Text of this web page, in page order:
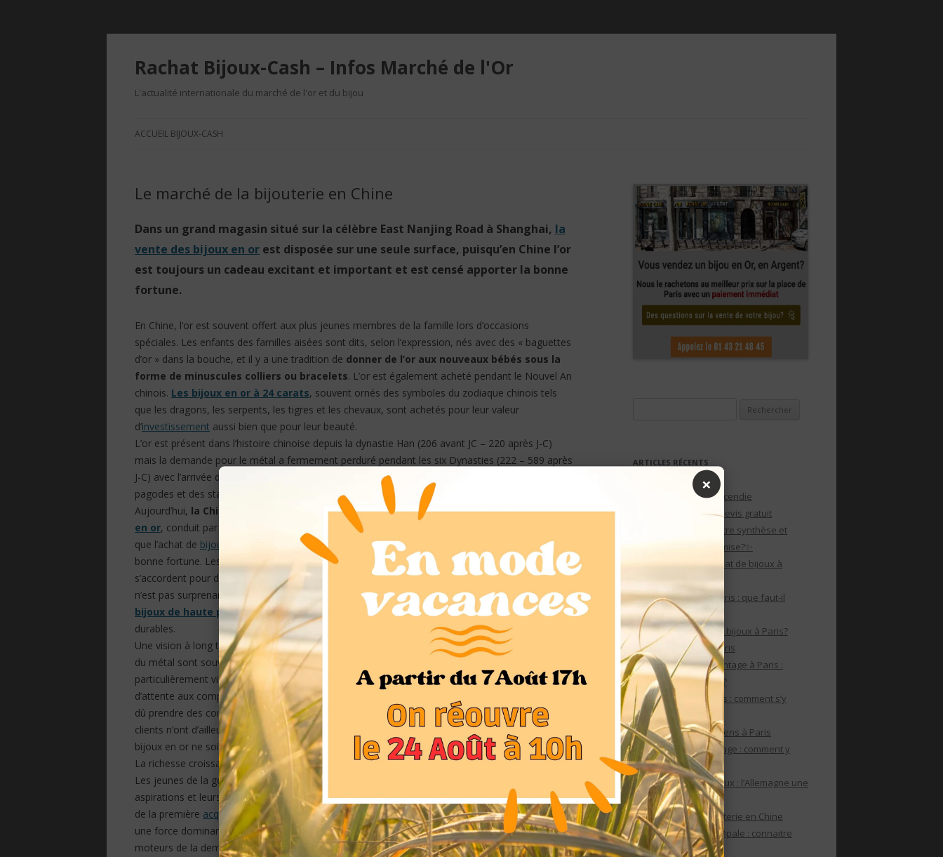
Rachat Bijoux-Cash – Infos Marché de l'Or
L'actualité internationale du marché de l'or et du bijou
ACCUEIL BIJOUX-CASH
Le marché de la bijouterie en Chine
Dans un grand magasin situé sur la célèbre East Nanjing Road à Shanghai, la
vente des bijoux en or est disposée sur une seule surface, puisqu’en Chine l’or
est toujours un cadeau excitant et important et est censé apporter la bonne
fortune.
En Chine, l’or est souvent offert aux plus jeunes membres de la famille lors d’occasions
spéciales. Les enfants des familles aisées sont dits, selon l’expression, nés avec des « baguettes
d’or » dans la bouche, et il y a une tradition de donner de l’or aux nouveaux bébés sous la
forme de minuscules colliers ou bracelets. L’or est également acheté pendant le Nouvel An
chinois. Les bijoux en or à 24 carats, souvent ornés des symboles du zodiaque chinois tels
que les dragons, les serpents, les tigres et les chevaux, sont achetés pour leur valeur
d’investissement aussi bien que pour leur beauté.
L’or est présent dans l’histoire chinoise depuis la dynastie Han (206 avant JC – 220 après J-C)
mais la demande pour le métal a fermement perduré pendant les six Dynasties (222 – 589 après
J-C) avec l’arrivée du bouddhisme. Les fidèles faisaient des offrandes d’or et construisaient des
pagodes et des statues de Bouddha en or.
Aujourd’hui, la Chine est le marché à la plus forte croissance du monde pourles bijoux
en or, conduit par une société qui devient progressivement de plus en plus riche et qui estime
que l’achat de bijoux
en or démontre une prévoyance financière saine et promet d’apporter la
bonne fortune. Les recherches du World Gold Council montrent que 82 % des Chinois
s’accordent pour dire que « le
bijou
en or est autant un investissement qu’un effet de mode ». Il
n’est pas surprenant que la majorité des consommateurs chinois continuent d’acheterdes
bijoux de haute pureté à 24 carats d’or
, donnant à leurs achats des valeurs financières plus
durables.
Une vision à long terme de la capacité de l’or à croître en valeur signifie que les baisses de prix
du métal sont souvent considérées comme des opportunités d’achat. Ce point de vue était
particulièrement visible au printemps 2013, lorsqu’une vague d’achat a généré de longues files
d’attente aux comptoirs des grands magasins de bijoux. Certains magasins de Hong Kong ont
dû prendre des commandes afin de pouvoir satisfaire les attentes des clients. Beaucoup de ces
clients n’ont d’ailleurs pas pu passer les portes des magasins avant que la totalité du stock de
bijoux en or ne soit vendu.
La richesse croissante a apporté de nouvelles opportunités pour acquérir de beaux bijoux en or.
Les jeunes de la génération montante chinoise se tournent vers l’or pour manifester leurs
aspirations et leurs identités, à la recherche de designs distinctifs frais et modernes. En fait, l’âge
de la première acquisition
d’or en Chine rajeunit. Les jeunes chinois sont maintenant devenus
une force dominante dans le marché de l’or et des produits de luxe, et semblent prêts à être les
moteurs de la demande de bijoux en or dans les années à venir.
ARTICLES RÉCENTS
Plans d’évacuation incendie
personnalisés avec devis gratuit
Crise du diamant : entre synthèse et
tradition, qui rafle la mise?✨
Pourquoi pas un rachat de bijoux à
Rachat de bijoux à paris : que faut-il
savoir?
Où faire un rachat de bijoux à Paris?
Rachat de bijoux à Paris
Le rachat de bijoux vintage à Paris :
comment s’y prendre?
Rachat de bijoux Paris : comment s’y
prendre?
Rachat de bijoux anciens à Paris
Rachat de bijoux vintage : comment y
parvenir ?
Achat Or internationaux : l’Allemagne une
puissance de l’or
Le marché de la bijouterie en Chine
Rachat de bijoux en Opale : connaitre
ses caractéristiques
×